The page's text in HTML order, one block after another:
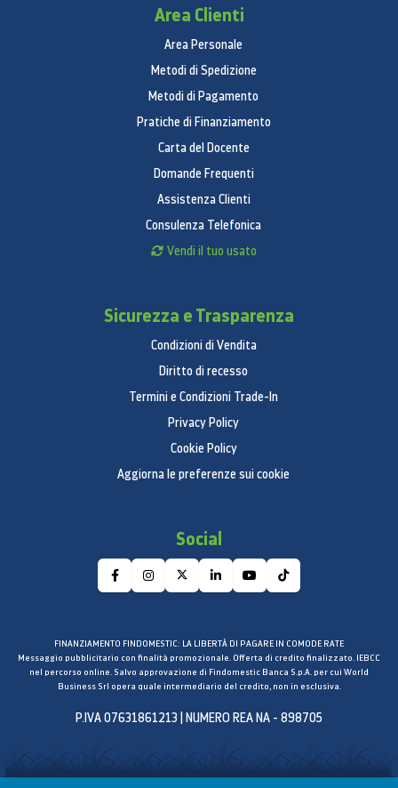
Area Clienti
Area Personale
Metodi di Spedizione
Metodi di Pagamento
Pratiche di Finanziamento
Carta del Docente
Domande Frequenti
Assistenza Clienti
Consulenza Telefonica
Vendi il tuo usato
Sicurezza e Trasparenza
Condizioni di Vendita
Diritto di recesso
Termini e Condizioni Trade-In
Privacy Policy
Cookie Policy
Aggiorna le preferenze sui cookie
Social
FINANZIAMENTO FINDOMESTIC: LA LIBERTÀ DI PAGARE IN COMODE RATE
Messaggio pubblicitario con finalità promozionale. Offerta di credito finalizzato. IEBCC
nel percorso online. Salvo approvazione di Findomestic Banca S.p.A. per cui World
Business Srl opera quale intermediario del credito, non in esclusiva.
P.IVA 07631861213 | NUMERO REA NA - 898705